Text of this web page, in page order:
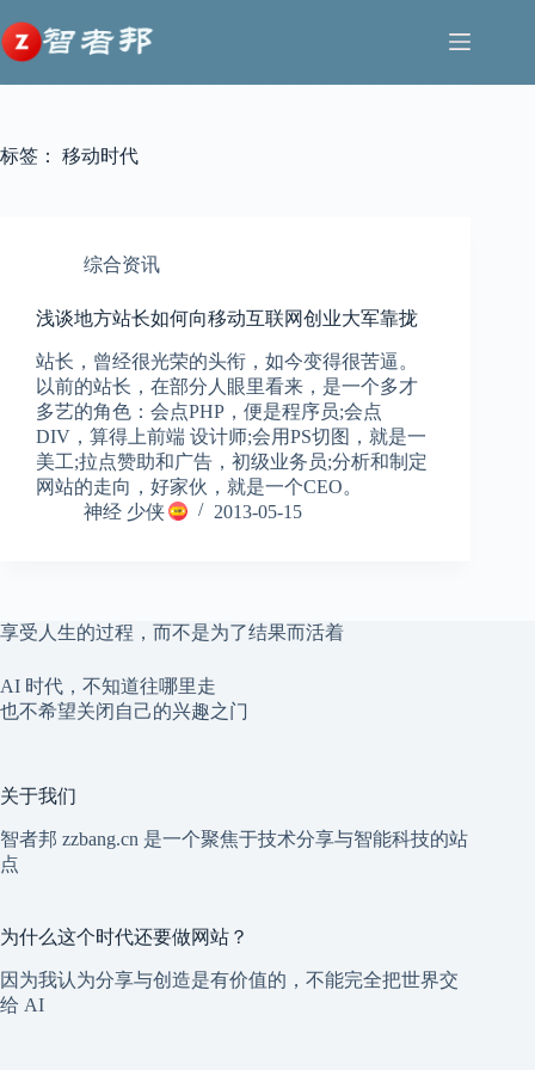
至
内
容
标签： 移动时代
综合资讯
浅谈地方站长如何向移动互联网创业大军靠拢
站长，曾经很光荣的头衔，如今变得很苦逼。
以前的站长，在部分人眼里看来，是一个多才
多艺的角色：会点PHP，便是程序员;会点
DIV，算得上前端 设计师;会用PS切图，就是一
美工;拉点赞助和广告，初级业务员;分析和制定
网站的走向，好家伙，就是一个CEO。
神经 少侠
2013-05-15
享受人生的过程，而不是为了结果而活着
AI 时代，不知道往哪里走
也不希望关闭自己的兴趣之门
关于我们
智者邦 zzbang.cn 是一个聚焦于技术分享与智能科技的站
点
为什么这个时代还要做网站？
因为我认为分享与创造是有价值的，不能完全把世界交
给 AI